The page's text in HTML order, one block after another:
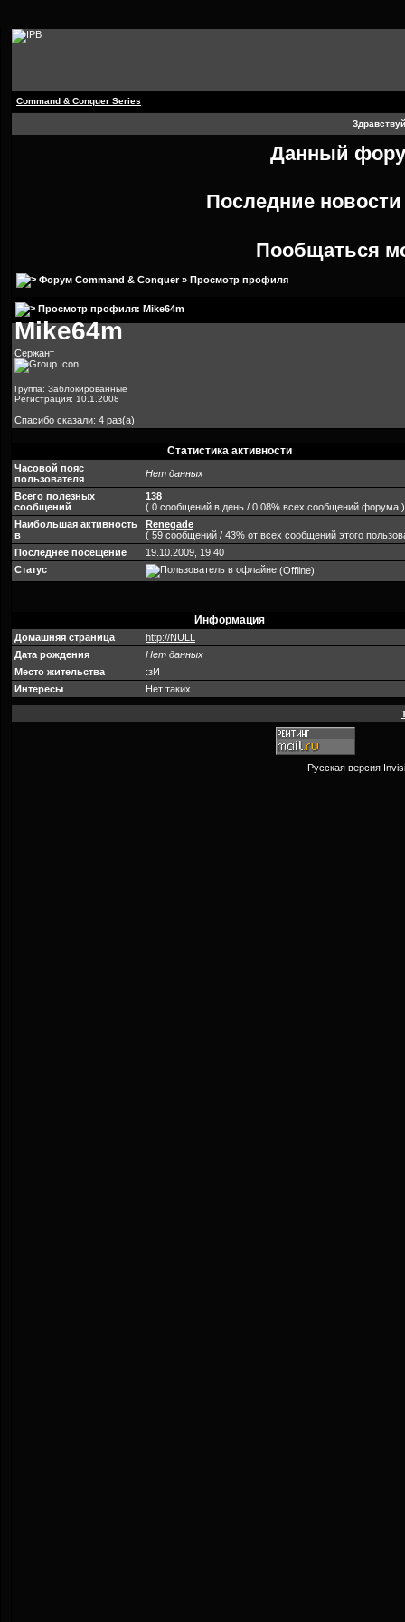
Command & Conquer Series
Данный
Последние
Пообщаться
Форум Command & Conquer» Просмотр профиля
Просмотр профиля: Mike64m
Mike64m
Сержант
Группа: Заблокированные
Регистрация: 10.1.2008
Спасибо сказали: 4 раз(а)
Статистика активности
Часовой пояс
пользователя
Нет данных
Всего полезных
сообщений
138
( 0 сообщений в день / 0.08% всех сообщений форума )
Наибольшая активность
в
Renegade
( 59 сообщений / 43% от всех сообщений этого
Последнее посещение
19.10.2009, 19:40
Статус
(Offline)
Информация
Домашняя страница
http://NULL
Дата рождения
Нет данных
Место жительства
:зИ
Интересы
Нет таких
Русская версия